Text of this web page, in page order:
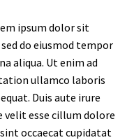
ipsum dolor sit
do eiusmod tempor
aliqua. Ut enim ad
ullamco laboris
Duis aute irure
esse cillum dolore
occaecat cupidatat